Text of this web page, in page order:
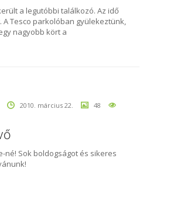
a legutóbbi találkozó. Az idő
Tesco parkolóban gyülekeztünk,
nagyobb kört a
2010. március 22.
48
né! Sok boldogságot és sikeres